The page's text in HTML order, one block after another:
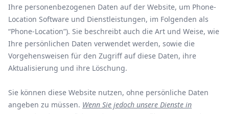
Ihre personenbezogenen Daten auf der Website, um Phone-
Location Software und Dienstleistungen, im Folgenden als
“Phone-Location”). Sie beschreibt auch die Art und Weise, wie
Ihre persönlichen Daten verwendet werden, sowie die
Vorgehensweisen für den Zugriff auf diese Daten, ihre
Aktualisierung und ihre Löschung.
Sie können diese Website nutzen, ohne persönliche Daten
angeben zu müssen. Wenn Sie jedoch unsere Dienste in